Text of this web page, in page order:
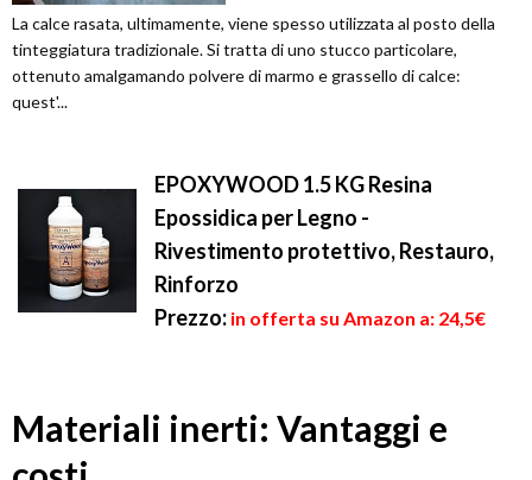
La calce rasata, ultimamente, viene spesso utilizzata al posto della
tinteggiatura tradizionale. Si tratta di uno stucco particolare,
ottenuto amalgamando polvere di marmo e grassello di calce:
quest'...
EPOXYWOOD 1.5 KG Resina
Epossidica per Legno -
Rivestimento protettivo, Restauro,
Rinforzo
Prezzo: in offerta su Amazon a: 24,5€
Materiali inerti: Vantaggi e